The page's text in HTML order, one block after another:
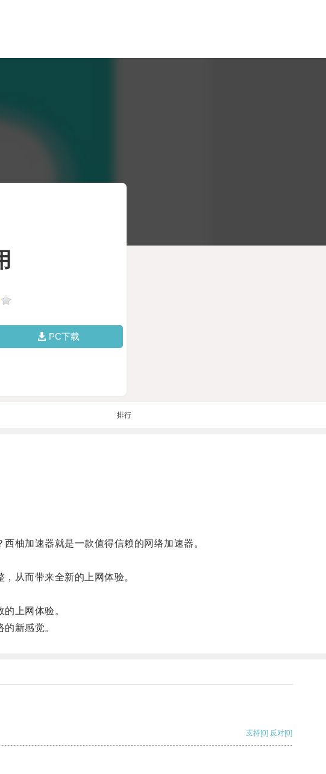
PC下载
排行
柚加速器就是一款值得信赖的网络加速器。
从而带来全新的上网体验。
上网体验。
新感觉。
支持[0] 反对[0]